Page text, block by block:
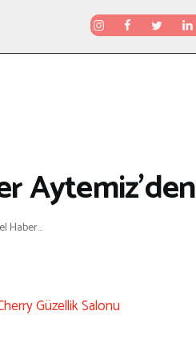
Aytemiz’den
Haber...
Güzellik Salonu